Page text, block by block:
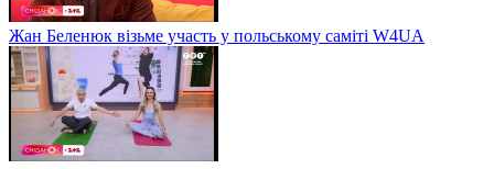
Жан Беленюк візьме участь у польському саміті W4UA